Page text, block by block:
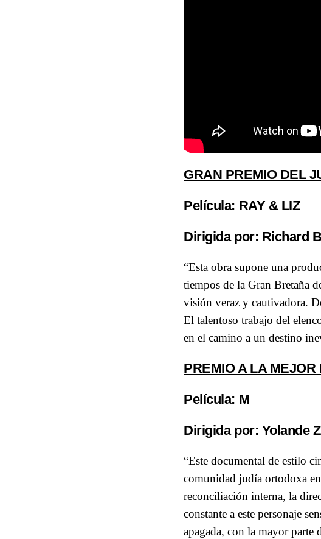
GRAN PREMIO DEL
Película: RAY & LIZ
Dirigida por: Richard
“Esta obra supone una
tiempos de la Gran Bretaña
visión veraz y cautivadora.
El talentoso trabajo del
en el camino a un destino
PREMIO A LA MEJOR
Película: M
Dirigida por: Yolande
“Este documental de estilo
comunidad judía ortodoxa
reconciliación interna, la
constante a este personaje
apagada, con la mayor